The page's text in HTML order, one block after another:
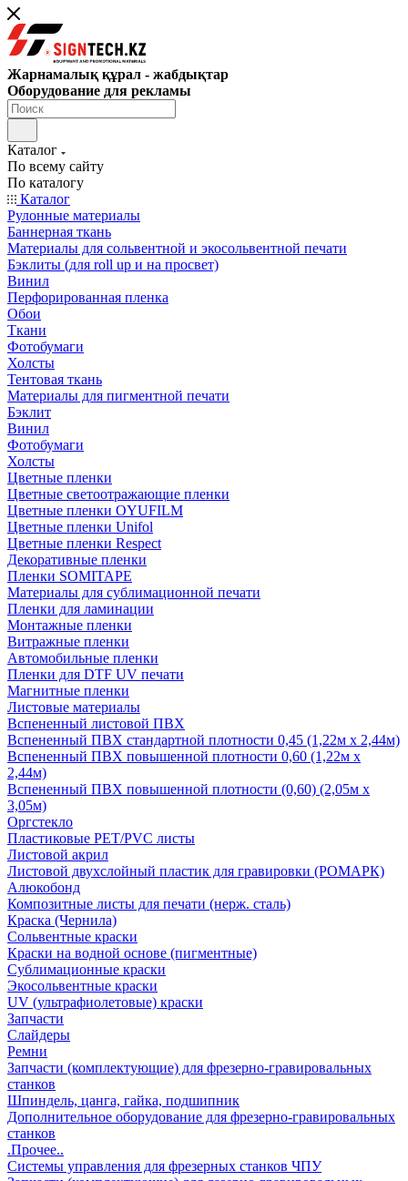
Жарнамалық құрал - жабдықтар
Оборудование для рекламы
Каталог
По всему сайту
По каталогу
Каталог
Рулонные материалы
Баннерная ткань
Материалы для сольвентной и экосольвентной печати
Бэклиты (для roll up и на просвет)
Винил
Перфорированная пленка
Обои
Ткани
Фотобумаги
Холсты
Тентовая ткань
Материалы для пигментной печати
Бэклит
Винил
Фотобумаги
Холсты
Цветные пленки
Цветные светоотражающие пленки
Цветные пленки OYUFILM
Цветные пленки Unifol
Цветные пленки Respect
Декоративные пленки
Пленки SOMITAPE
Материалы для сублимационной печати
Пленки для ламинации
Монтажные пленки
Витражные пленки
Автомобильные пленки
Пленки для DTF UV печати
Магнитные пленки
Листовые материалы
Вспененный листовой ПВХ
Вспененный ПВХ стандартной плотности 0,45 (1,22м х 2,44м)
Вспененный ПВХ повышенной плотности 0,60 (1,22м х
2,44м)
Вспененный ПВХ повышенной плотности (0,60) (2,05м х
3,05м)
Оргстекло
Пластиковые PET/PVC листы
Листовой акрил
Листовой двухслойный пластик для гравировки (РОМАРК)
Алюкобонд
Композитные листы для печати (нерж. сталь)
Краска (Чернила)
Сольвентные краски
Краски на водной основе (пигментные)
Сублимационные краски
Экосольвентные краски
UV (ультрафиолетовые) краски
Запчасти
Слайдеры
Ремни
Запчасти (комплектующие) для фрезерно-гравировальных
станков
Шпиндель, цанга, гайка, подшипник
Дополнительное оборудование для фрезерно-гравировальных
станков
.Прочее..
Системы управления для фрезерных станков ЧПУ